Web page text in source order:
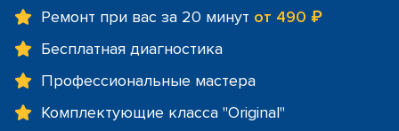
Ремонт при вас за 20 минут от 490 ₽
Бесплатная диагностика
Профессиональные мастера
Комплектующие класса "Original"